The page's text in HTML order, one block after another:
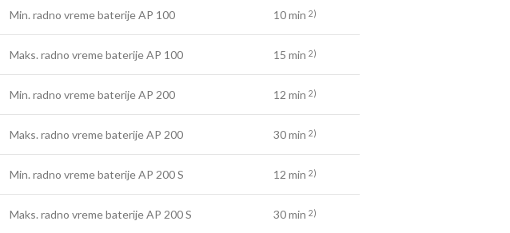
Min. radno vreme baterije AP 100 10 min 2)
Maks. radno vreme baterije AP 100 15 min 2)
Min. radno vreme baterije AP 200 12 min 2)
Maks. radno vreme baterije AP 200 30 min 2)
Min. radno vreme baterije AP 200 S 12 min 2)
Maks. radno vreme baterije AP 200 S 30 min 2)